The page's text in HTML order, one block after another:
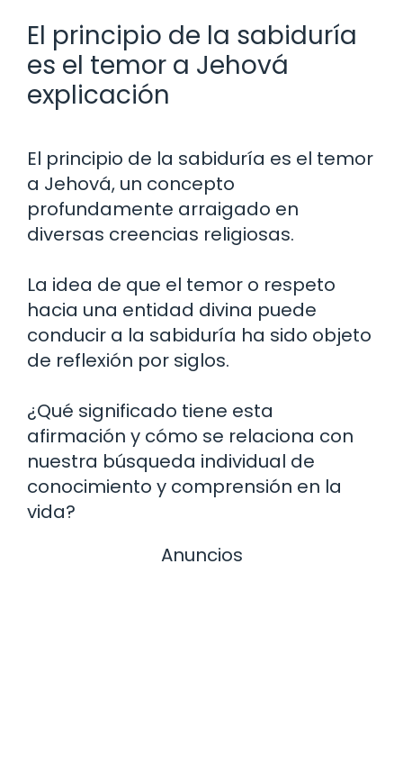
El principio de la sabiduría
es el temor a Jehová
explicación
El principio de la sabiduría es el temor
a Jehová, un concepto
profundamente arraigado en
diversas creencias religiosas.
La idea de que el temor o respeto
hacia una entidad divina puede
conducir a la sabiduría ha sido objeto
de reflexión por siglos.
¿Qué significado tiene esta
afirmación y cómo se relaciona con
nuestra búsqueda individual de
conocimiento y comprensión en la
vida?
Anuncios